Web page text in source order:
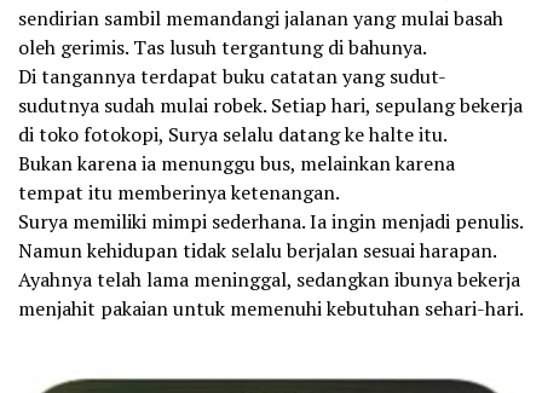
sendirian sambil memandangi jalanan yang mulai basah
oleh gerimis. Tas lusuh tergantung di bahunya.
Di tangannya terdapat buku catatan yang sudut-
sudutnya sudah mulai robek. Setiap hari, sepulang bekerja
di toko fotokopi, Surya selalu datang ke halte itu.
Bukan karena ia menunggu bus, melainkan karena
tempat itu memberinya ketenangan.
Surya memiliki mimpi sederhana. Ia ingin menjadi penulis.
Namun kehidupan tidak selalu berjalan sesuai harapan.
Ayahnya telah lama meninggal, sedangkan ibunya bekerja
menjahit pakaian untuk memenuhi kebutuhan sehari-hari.